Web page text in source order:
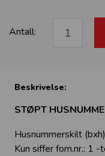
Antall:
Beskrivelse:
STØPT
Husnummerskilt
Kun siffer fom.nr.: 1 -